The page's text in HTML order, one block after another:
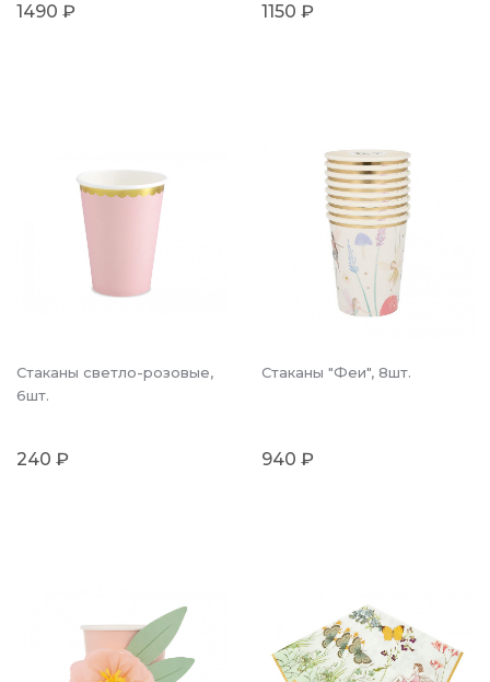
1490 ₽ 1150 ₽
Стаканы светло-розовые,
6шт.
240 ₽
Стаканы "Феи", 8шт.
940 ₽